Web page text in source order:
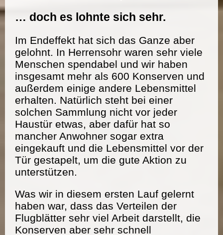
… doch es lohnte sich sehr.
Im Endeffekt hat sich das Ganze aber
gelohnt. In Herrensohr waren sehr viele
Menschen spendabel und wir haben
insgesamt mehr als 600 Konserven und
außerdem einige andere Lebensmittel
erhalten. Natürlich steht bei einer
solchen Sammlung nicht vor jeder
Haustür etwas, aber dafür hat so
mancher Anwohner sogar extra
eingekauft und die Lebensmittel vor der
Tür gestapelt, um die gute Aktion zu
unterstützen.
Was wir in diesem ersten Lauf gelernt
haben war, dass das Verteilen der
Flugblätter sehr viel Arbeit darstellt, die
Konserven aber sehr schnell